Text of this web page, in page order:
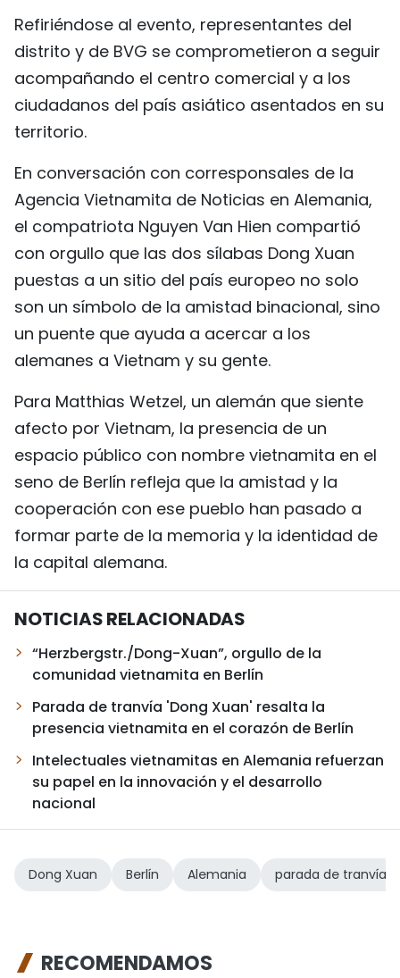
Refiriéndose al evento, representantes del
distrito y de BVG se comprometieron a seguir
acompañando el centro comercial y a los
ciudadanos del país asiático asentados en su
territorio.
En conversación con corresponsales de la
Agencia Vietnamita de Noticias en Alemania,
el compatriota Nguyen Van Hien compartió
con orgullo que las dos sílabas Dong Xuan
puestas a un sitio del país europeo no solo
son un símbolo de la amistad binacional, sino
un puente que ayuda a acercar a los
alemanes a Vietnam y su gente.
Para Matthias Wetzel, un alemán que siente
afecto por Vietnam, la presencia de un
espacio público con nombre vietnamita en el
seno de Berlín refleja que la amistad y la
cooperación con ese pueblo han pasado a
formar parte de la memoria y la identidad de
la capital alemana.
NOTICIAS RELACIONADAS
“Herzbergstr./Dong-Xuan”, orgullo de la
comunidad vietnamita en Berlín
Parada de tranvía 'Dong Xuan' resalta la
presencia vietnamita en el corazón de Berlín
Intelectuales vietnamitas en Alemania refuerzan
su papel en la innovación y el desarrollo
nacional
Dong Xuan Berlín Alemania parada de tranvía
RECOMENDAMOS